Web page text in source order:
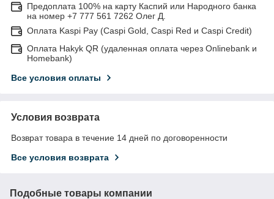
Предоплата 100% на карту Каспий или Народного банка
на номер +7 777 561 7262 Олег Д.
Оплата Kaspi Pay (Caspi Gold, Caspi Red и Caspi Credit)
Оплата Hakyk QR (удаленная оплата через Onlinebank и
Homebank)
Все условия оплаты
Условия возврата
Возврат товара в течение 14 дней по договоренности
Все условия возврата
Подобные товары компании